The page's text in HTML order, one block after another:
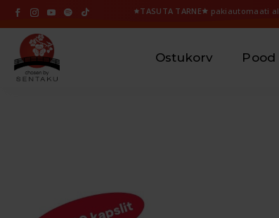
🟊TASUTA TARNE🟊 pakiautomaati al
Ostukorv Pood